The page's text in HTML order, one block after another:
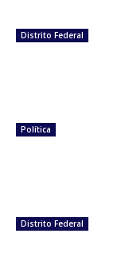
Distrito Federal
Política
Distrito Federal